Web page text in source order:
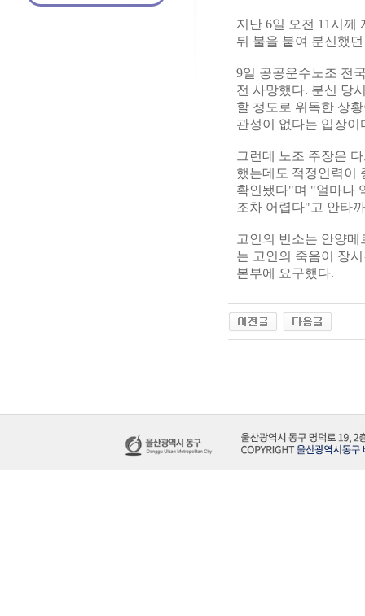
지난 6일 오전 11시께
뒤 불을 붙여 분신했
9일 공공운수노조 전
전 사망했다. 분신 당
할 정도로 위독한 상
관성이 없다는 입장이
그런데 노조 주장은
했는데도 적정인력이
확인됐다"며 "얼마나
조차 어렵다"고 안타
고인의 빈소는 안양
는 고인의 죽음이 장
본부에 요구했다.